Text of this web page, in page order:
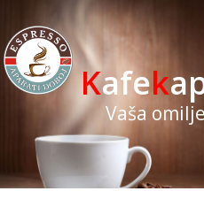
Kafek
Vaša